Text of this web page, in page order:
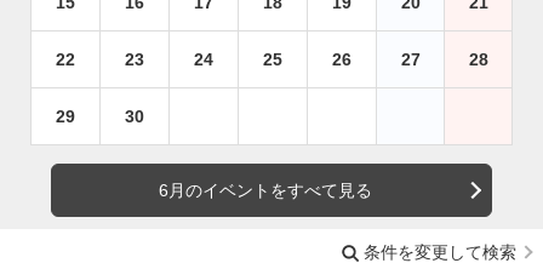
22 23 24 25 26 27 28
29 30
6月のイベントをすべて見る
条件を変更して検索